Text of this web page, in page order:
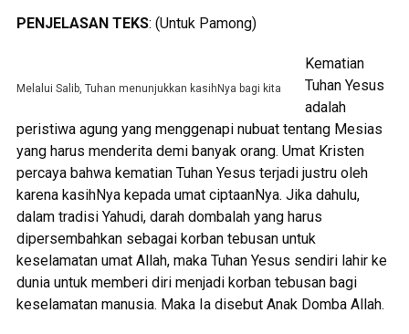
PENJELASAN TEKS: (Untuk Pamong)
Melalui Salib, Tuhan menunjukkan kasihNya bagi kita
Kematian
Tuhan Yesus
adalah
peristiwa agung yang menggenapi nubuat tentang Mesias
yang harus menderita demi banyak orang. Umat Kristen
percaya bahwa kematian Tuhan Yesus terjadi justru oleh
karena kasihNya kepada umat ciptaanNya. Jika dahulu,
dalam tradisi Yahudi, darah dombalah yang harus
dipersembahkan sebagai korban tebusan untuk
keselamatan umat Allah, maka Tuhan Yesus sendiri lahir ke
dunia untuk memberi diri menjadi korban tebusan bagi
keselamatan manusia. Maka Ia disebut Anak Domba Allah.